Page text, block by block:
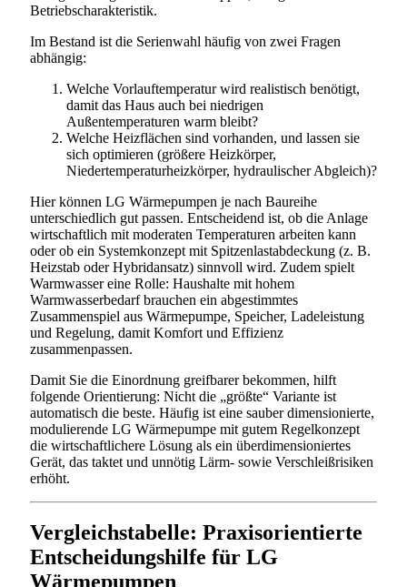
Betriebscharakteristik.
Im Bestand ist die Serienwahl häufig von zwei Fragen
abhängig:
Welche Vorlauftemperatur wird realistisch benötigt,
damit das Haus auch bei niedrigen
Außentemperaturen warm bleibt?
Welche Heizflächen sind vorhanden, und lassen sie
sich optimieren (größere Heizkörper,
Niedertemperaturheizkörper, hydraulischer Abgleich)?
Hier können LG Wärmepumpen je nach Baureihe
unterschiedlich gut passen. Entscheidend ist, ob die Anlage
wirtschaftlich mit moderaten Temperaturen arbeiten kann
oder ob ein Systemkonzept mit Spitzenlastabdeckung (z. B.
Heizstab oder Hybridansatz) sinnvoll wird. Zudem spielt
Warmwasser eine Rolle: Haushalte mit hohem
Warmwasserbedarf brauchen ein abgestimmtes
Zusammenspiel aus Wärmepumpe, Speicher, Ladeleistung
und Regelung, damit Komfort und Effizienz
zusammenpassen.
Damit Sie die Einordnung greifbarer bekommen, hilft
folgende Orientierung: Nicht die „größte“ Variante ist
automatisch die beste. Häufig ist eine sauber dimensionierte,
modulierende LG Wärmepumpe mit gutem Regelkonzept
die wirtschaftlichere Lösung als ein überdimensioniertes
Gerät, das taktet und unnötig Lärm- sowie Verschleißrisiken
erhöht.
Vergleichstabelle: Praxisorientierte
Entscheidungshilfe für LG
Wärmepumpen